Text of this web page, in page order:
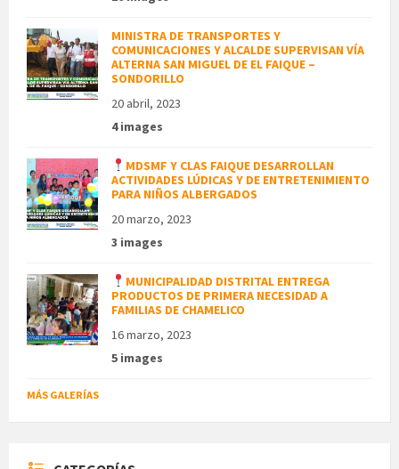
MINISTRA DE TRANSPORTES Y
COMUNICACIONES Y ALCALDE SUPERVISAN VÍA
ALTERNA SAN MIGUEL DE EL FAIQUE –
SONDORILLO
20 abril, 2023
4 images
MDSMF Y CLAS FAIQUE DESARROLLAN
ACTIVIDADES LÚDICAS Y DE ENTRETENIMIENTO
PARA NIÑOS ALBERGADOS
20 marzo, 2023
3 images
MUNICIPALIDAD DISTRITAL ENTREGA
PRODUCTOS DE PRIMERA NECESIDAD A
FAMILIAS DE CHAMELICO
16 marzo, 2023
5 images
MÁS GALERÍAS